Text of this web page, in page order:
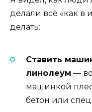
делали всё «как в
делать:
Ставить
линолеум —
машинкой
бетон или